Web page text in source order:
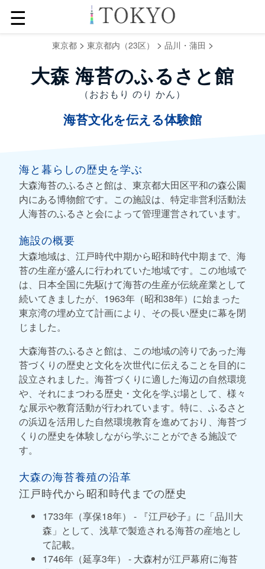
☰
東京都> 東京都内（23区） > 品川・蒲田 >
大森 海苔のふるさと館
（おおもり のり かん）
海苔文化を伝える体験館
海と暮らしの歴史を学ぶ
大森海苔のふるさと館は、東京都大田区平和の森公園
内にある博物館です。この施設は、特定非営利活動法
人海苔のふるさと会によって管理運営されています。
施設の概要
大森地域は、江戸時代中期から昭和時代中期まで、海
苔の生産が盛んに行われていた地域です。この地域で
は、日本全国に先駆けて海苔の生産が伝統産業として
続いてきましたが、1963年（昭和38年）に始まった
東京湾の埋め立て計画により、その長い歴史に幕を閉
じました。
大森海苔のふるさと館は、この地域の誇りであった海
苔づくりの歴史と文化を次世代に伝えることを目的に
設立されました。海苔づくりに適した海辺の自然環境
や、それにまつわる歴史・文化を学ぶ場として、様々
な展示や教育活動が行われています。特に、ふるさと
の浜辺を活用した自然環境教育を進めており、海苔づ
くりの歴史を体験しながら学ぶことができる施設で
す。
大森の海苔養殖の沿革
江戸時代から昭和時代までの歴史
1733年（享保18年） - 『江戸砂子』に「品川大
森」として、浅草で製造される海苔の産地とし
て記載。
1746年（延享3年） - 大森村が江戸幕府に海苔